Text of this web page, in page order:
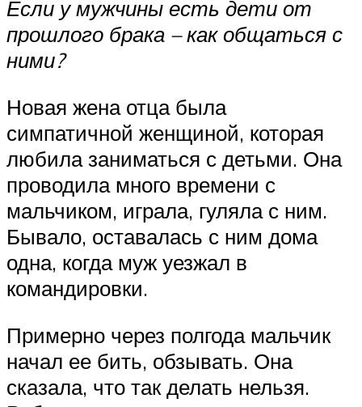
Если у мужчины есть дети от
прошлого брака – как общаться с
ними?
Новая жена отца была
симпатичной женщиной, которая
любила заниматься с детьми. Она
проводила много времени с
мальчиком, играла, гуляла с ним.
Бывало, оставалась с ним дома
одна, когда муж уезжал в
командировки.
Примерно через полгода мальчик
начал ее бить, обзывать. Она
сказала, что так делать нельзя.